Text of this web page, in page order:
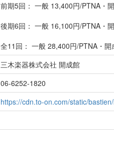
前期5回： 一般 13,400円/PTNA・
後期6回： 一般 16,100円/PTNA・
全11回： 一般 28,400円/PTNA・
三木楽器株式会社 開成館
06-6252-1820
https://cdn.to-on.com/static/